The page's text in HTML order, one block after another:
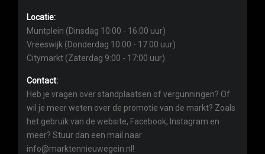
Locatie:
Muntplein (Dinsdag 10:00 - 16:00 uur)
Vreeswijk (Donderdag 10:00 - 17:00 uur)
Citymarkt (Zaterdag 9:00 - 17:00 uur)
Contact:
Heb je vragen over standplaatsen of vergunningen? Of
wil je meer weten over de promotie van de markt? Zoals
het gebruik van de website, Facebook, Instagram en
meer? Stuur dan een mail naar
info@marktennieuwegein.nl!